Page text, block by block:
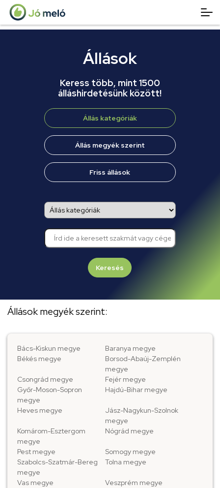
Állások
Keress több, mint 1500
álláshirdetésünk között!
Állás kategóriák
Állás megyék szerint
Friss állások
Keresés
Állások megyék szerint:
Bács-Kiskun megye
Baranya megye
Békés megye
Borsod-Abaúj-Zemplén
megye
Csongrád megye
Fejér megye
Győr-Moson-Sopron
megye
Hajdú-Bihar megye
Heves megye
Jász-Nagykun-Szolnok
megye
Komárom-Esztergom
megye
Nógrád megye
Pest megye
Somogy megye
Szabolcs-Szatmár-Bereg
megye
Tolna megye
Vas megye
Veszprém megye